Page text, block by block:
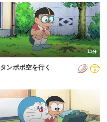
11分
タンポポ空を行く